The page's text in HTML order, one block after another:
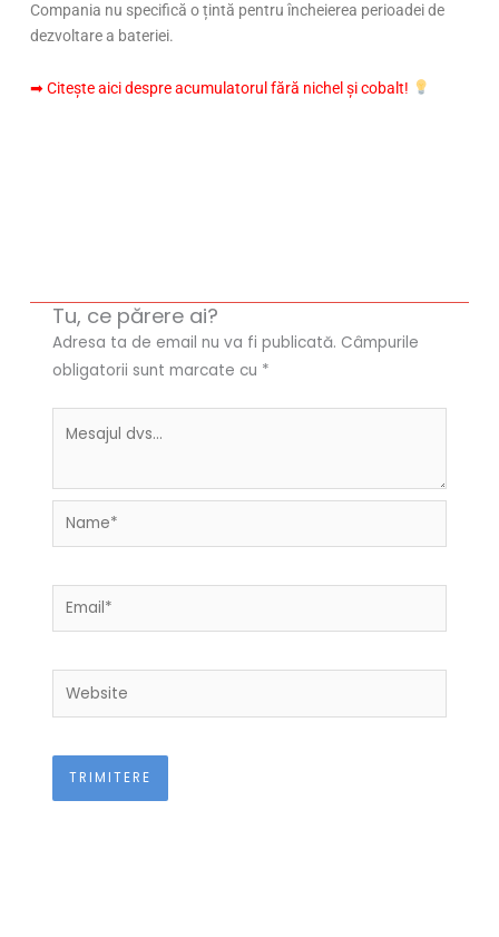
Compania nu specifică o țintă pentru încheierea perioadei de
dezvoltare a bateriei.
➡ Citește aici despre acumulatorul fără nichel și cobalt!
Tu, ce părere ai?
Adresa ta de email nu va fi publicată. Câmpurile
obligatorii sunt marcate cu *
Name*
Email*
Website